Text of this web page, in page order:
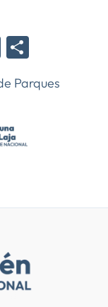
Li
ke
n
m